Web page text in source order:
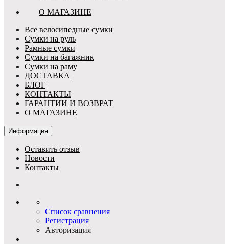
О МАГАЗИНЕ
Все велосипедные сумки
Сумки на руль
Рамные сумки
Сумки на багажник
Сумки на раму
ДОСТАВКА
БЛОГ
КОНТАКТЫ
ГАРАНТИИ И ВОЗВРАТ
О МАГАЗИНЕ
Информация
Оставить отзыв
Новости
Контакты
Список сравнения
Регистрация
Авторизация